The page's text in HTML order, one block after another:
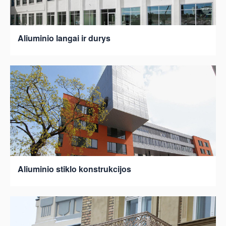
Aliuminio langai ir durys
Aliuminio stiklo konstrukcijos